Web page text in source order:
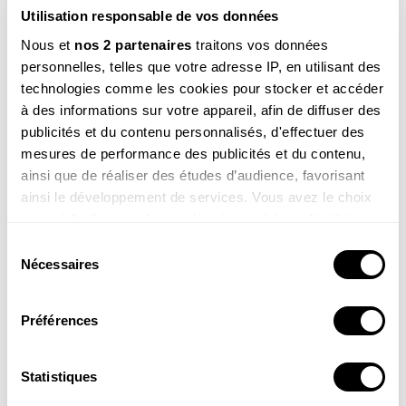
Utilisation responsable de vos données
Nous et nos 2 partenaires traitons vos données
personnelles, telles que votre adresse IP, en utilisant des
technologies comme les cookies pour stocker et accéder
à des informations sur votre appareil, afin de diffuser des
publicités et du contenu personnalisés, d'effectuer des
mesures de performance des publicités et du contenu,
ainsi que de réaliser des études d’audience, favorisant
ainsi le développement de services. Vous avez le choix
tout moment en consultant la Déclaration relative aux
cookies ou en cliquant sur l'icône de confidentialité.
Si vous le permettez, nous aimerions également :
géographique qui peuvent être précises à plusieurs
Nécessaires
Préférences
Statistiques
Frida, 8 ans
Salut Sam. Je me demandais en marchant dans mon
jardin : pourquoi la plupart des plantes sont vertes ?
Merci !